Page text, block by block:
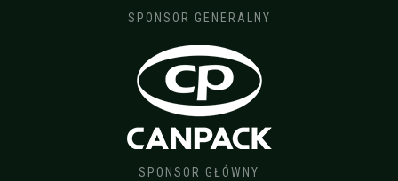
SPONSOR GENERALNY
SPONSOR GŁÓWNY